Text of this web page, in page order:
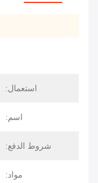
استعمال:
اسم:
شروط الدفع:
مواد: